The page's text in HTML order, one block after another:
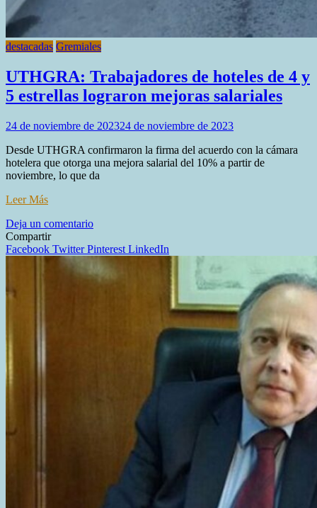
destacadas Gremiales
UTHGRA: Trabajadores de hoteles de 4 y
5 estrellas lograron mejoras salariales
24 de noviembre de 202324 de noviembre de 2023
Desde UTHGRA confirmaron la firma del acuerdo con la cámara
hotelera que otorga una mejora salarial del 10% a partir de
noviembre, lo que da
Leer Más
Deja un comentarioen
Trabajadores
de
hoteles
de
Compartir
Facebook TwitterPinterest LinkedIn